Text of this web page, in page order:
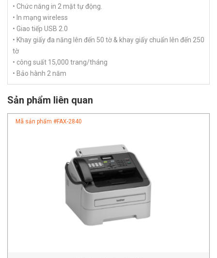
• Chức năng in 2 mặt tự động.
• In mạng wireless
• Giao tiếp USB 2.0
• Khay giấy đa năng lên đến 50 tờ & khay giấy chuẩn lên đến 250
tờ
• công suất 15,000 trang/tháng
• Bảo hành 2 năm
Sản phẩm liên quan
Mã sản phẩm #FAX-2840